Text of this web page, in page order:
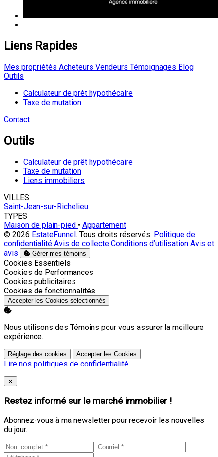
Liens Rapides
Mes propriétés Acheteurs Vendeurs Témoignages Blog
Outils
Calculateur de prêt hypothécaire
Taxe de mutation
Contact
Outils
Calculateur de prêt hypothécaire
Taxe de mutation
Liens immobiliers
VILLES
Saint-Jean-sur-Richelieu
TYPES
Maison de plain-pied • Appartement
© 2026 EstateFunnel. Tous droits réservés. Politique de
confidentialité Avis de collecte Conditions d’utilisation Avis et
avis
Gérer mes témoins
Activer
Cookies Essentiels
Activer
Cookies de Performances
Activer
Cookies publicitaires
Activer
Cookies de fonctionnalités
Accepter les Cookies sélectionnés
Nous utilisons des Témoins pour vous assurer la meilleure
expérience.
Réglage des cookies Accepter les Cookies
Lire nos politiques de confidentialité
Close
✕
Restez informé sur le marché immobilier !
Abonnez-vous à ma newsletter pour recevoir les nouvelles
du jour.